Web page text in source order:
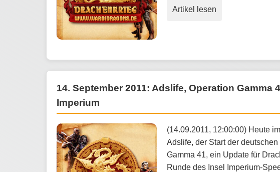
Artikel lesen
14. September 2011: Adslife, Operation Gamma
Imperium
(14.09.2011, 12:00:00) Heute
Adslife, der Start der
Gamma 41, ein Update für
Runde des Insel Imperium-